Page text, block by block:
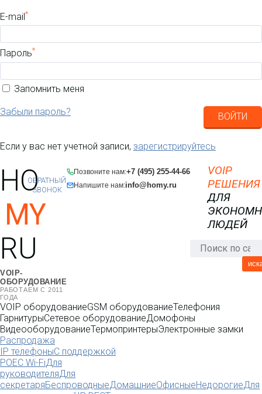
E-mail *
Пароль*
Запомнить меня
Забыли пароль? ВОЙТИ
Если у вас нет учетной записи, зарегистрируйтесь
HO
MY
RU
VOIP-
ОБОРУДОВАНИЕ
РАБОТАЕМ С 2011
ГОДА
Позвоните нам:+7 (495) 255-44-66
Напишите нам:info@homy.ru
ОБРАТНЫЙ
ЗВОНОК
VOIP
РЕШЕНИЯ
ДЛЯ
ЛЮДЕЙ
VOIP оборудованиеGSM оборудованиеТелефония
ГарнитурыСетевое оборудованиеДомофоны
ВидеооборудованиеТермопринтерыЭлектронные замки
Распродажа
IP телефоныС поддержкой
POEC Wi-FiДля
руководителяДля
секретаряБеспроводныеДомашниеОфисныеНедорогиеДля